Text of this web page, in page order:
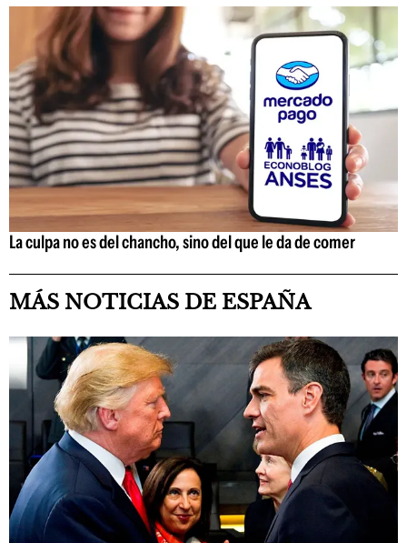
La culpa no es del chancho, sino del que le da de comer
MÁS NOTICIAS DE ESPAÑA